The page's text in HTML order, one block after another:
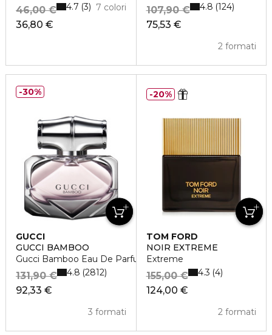
36,80 €
46,00 € 7 colori
4.7 3
75,53 €
107,90 €
2 formati
4.8 124
GUCCI
GUCCI BAMBOO
Gucci Bamboo Eau De Parfum
92,33 €
131,90 €
3 formati
4.8 2812
30%
TOM FORD
NOIR EXTREME
Extreme
124,00 €
155,00 €
2 formati
4.3 4
20%